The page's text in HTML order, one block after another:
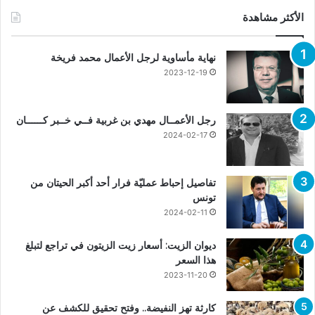
الأكثر مشاهدة
نهاية مأساوية لرجل الأعمال محمد فريخة
2023-12-19
رجل الأعمــال مهدي بن غربية فــي خــبر كــــــان
2024-02-17
تفاصيل إحباط عمليّة فرار أحد أكبر الحيتان من
تونس
2024-02-11
ديوان الزيت: أسعار زيت الزيتون في تراجع لتبلغ
هذا السعر
2023-11-20
كارثة تهز النفيضة.. وفتح تحقيق للكشف عن